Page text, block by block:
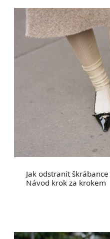
Jak odstranit
Návod krok za krokem